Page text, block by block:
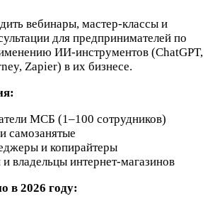
вебинары, мастер-классы и
для предпринимателей по
ИИ-инструментов (ChatGPT,
Zapier) в их бизнесе.
МСБ (1–100 сотрудников)
самозанятые
и копирайтеры
владельцы интернет-магазинов
в 2026 году: